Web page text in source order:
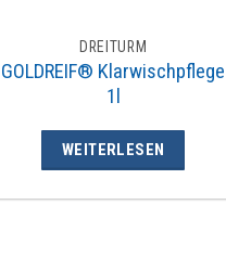
DREITURM
GOLDREIF® Klarwischpflege
1l
WEITERLESEN